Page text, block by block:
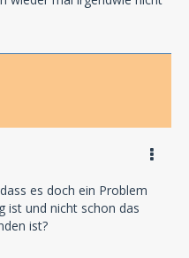
es doch ein Problem
ist und nicht schon das
ist?